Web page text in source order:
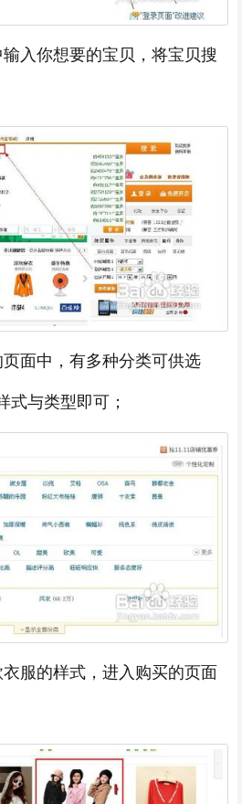
入你想要的宝贝，将宝贝搜
面中，有多种分类可供选
式与类型即可；
服的样式，进入购买的页面